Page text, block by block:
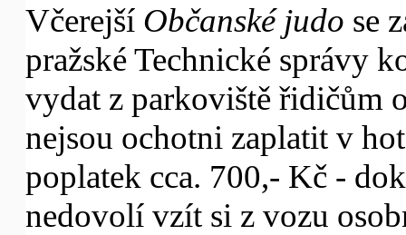
Včerejší Občanské judo se
pražské Technické správy
vydat z parkoviště řidičům
nejsou ochotni zaplatit v
poplatek cca. 700,- Kč -
nedovolí vzít si z vozu